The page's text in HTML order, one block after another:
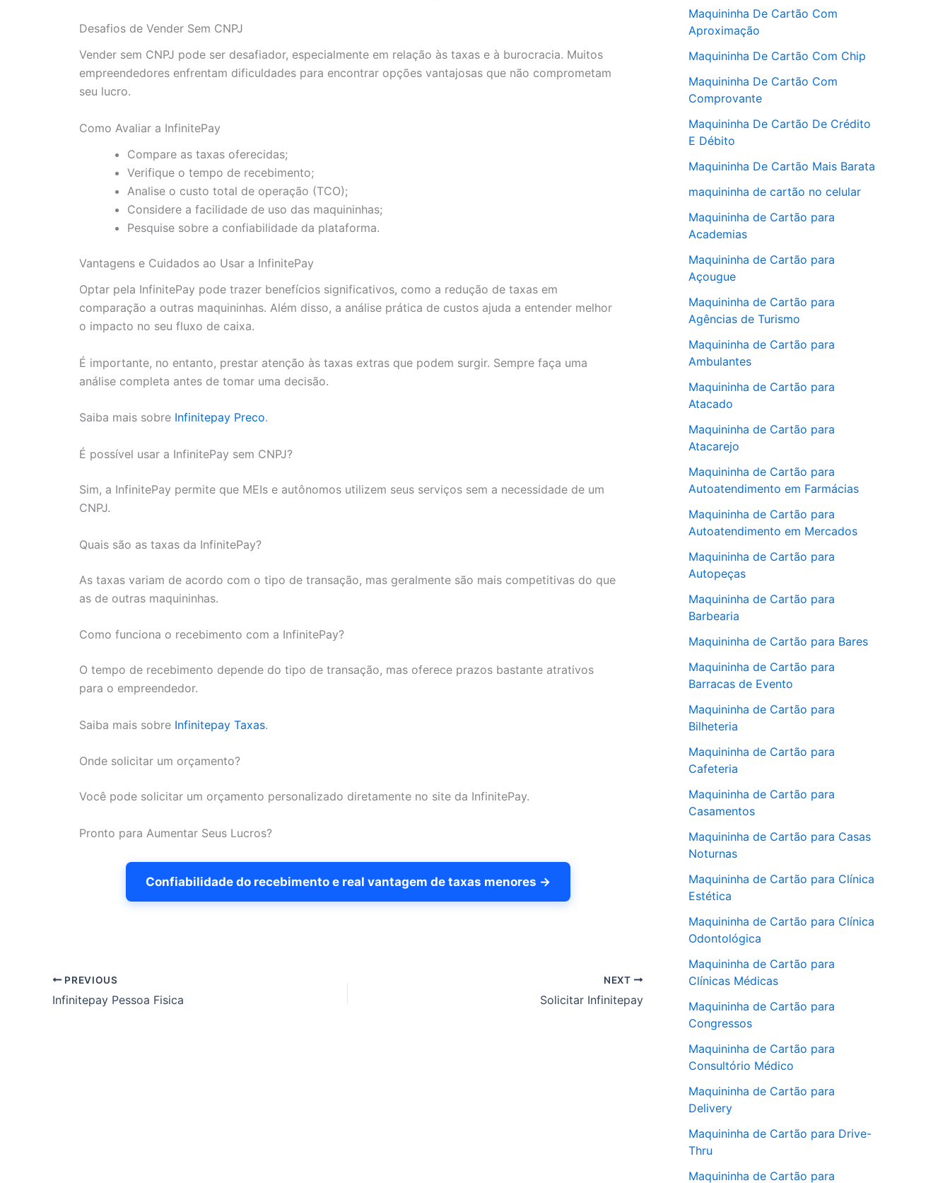
Desafios de Vender Sem CNPJ
Vender sem CNPJ pode ser desafiador, especialmente em relação às taxas e à burocracia. Muitos
empreendedores enfrentam dificuldades para encontrar opções vantajosas que não comprometam
seu lucro.
Como Avaliar a InfinitePay
Compare as taxas oferecidas;
Verifique o tempo de recebimento;
Analise o custo total de operação (TCO);
Considere a facilidade de uso das maquininhas;
Pesquise sobre a confiabilidade da plataforma.
Vantagens e Cuidados ao Usar a InfinitePay
Optar pela InfinitePay pode trazer benefícios significativos, como a redução de taxas em
comparação a outras maquininhas. Além disso, a análise prática de custos ajuda a entender melhor
o impacto no seu fluxo de caixa.
É importante, no entanto, prestar atenção às taxas extras que podem surgir. Sempre faça uma
análise completa antes de tomar uma decisão.
Saiba mais sobre Infinitepay Preco.
É possível usar a InfinitePay sem CNPJ?
Sim, a InfinitePay permite que MEIs e autônomos utilizem seus serviços sem a necessidade de um
CNPJ.
Quais são as taxas da InfinitePay?
As taxas variam de acordo com o tipo de transação, mas geralmente são mais competitivas do que
as de outras maquininhas.
Como funciona o recebimento com a InfinitePay?
O tempo de recebimento depende do tipo de transação, mas oferece prazos bastante atrativos
para o empreendedor.
Saiba mais sobre Infinitepay Taxas.
Onde solicitar um orçamento?
Você pode solicitar um orçamento personalizado diretamente no site da InfinitePay.
Pronto para Aumentar Seus Lucros?
Confiabilidade do recebimento e real vantagem de taxas menores →
PREVIOUS
Infinitepay Pessoa Fisica
NEXT
Solicitar Infinitepay
Maquininha De Cartão Com
Aproximação
Maquininha De Cartão Com Chip
Maquininha De Cartão Com
Comprovante
Maquininha De Cartão De Crédito
E Débito
Maquininha De Cartão Mais Barata
maquininha de cartão no celular
Maquininha de Cartão para
Academias
Maquininha de Cartão para
Açougue
Maquininha de Cartão para
Agências de Turismo
Maquininha de Cartão para
Ambulantes
Maquininha de Cartão para
Atacado
Maquininha de Cartão para
Atacarejo
Maquininha de Cartão para
Autoatendimento em Farmácias
Maquininha de Cartão para
Autoatendimento em Mercados
Maquininha de Cartão para
Autopeças
Maquininha de Cartão para
Barbearia
Maquininha de Cartão para Bares
Maquininha de Cartão para
Barracas de Evento
Maquininha de Cartão para
Bilheteria
Maquininha de Cartão para
Cafeteria
Maquininha de Cartão para
Casamentos
Maquininha de Cartão para Casas
Noturnas
Maquininha de Cartão para Clínica
Estética
Maquininha de Cartão para Clínica
Odontológica
Maquininha de Cartão para
Clínicas Médicas
Maquininha de Cartão para
Congressos
Maquininha de Cartão para
Consultório Médico
Maquininha de Cartão para
Delivery
Maquininha de Cartão para Drive-
Thru
Maquininha de Cartão para